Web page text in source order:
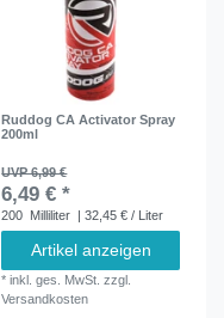
Ruddog CA Activator Spray
200ml
UVP 6,99 €
6,49 € *
200 Milliliter | 32,45 € / Liter
Artikel anzeigen
*inkl. ges. MwSt. zzgl.
Versandkosten